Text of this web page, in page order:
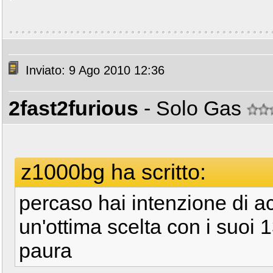
Inviato: 9 Ago 2010 12:36
2fast2furious - Solo Gas
z1000bg ha scritto:
percaso hai intenzione di
un'ottima scelta con i suoi
paura